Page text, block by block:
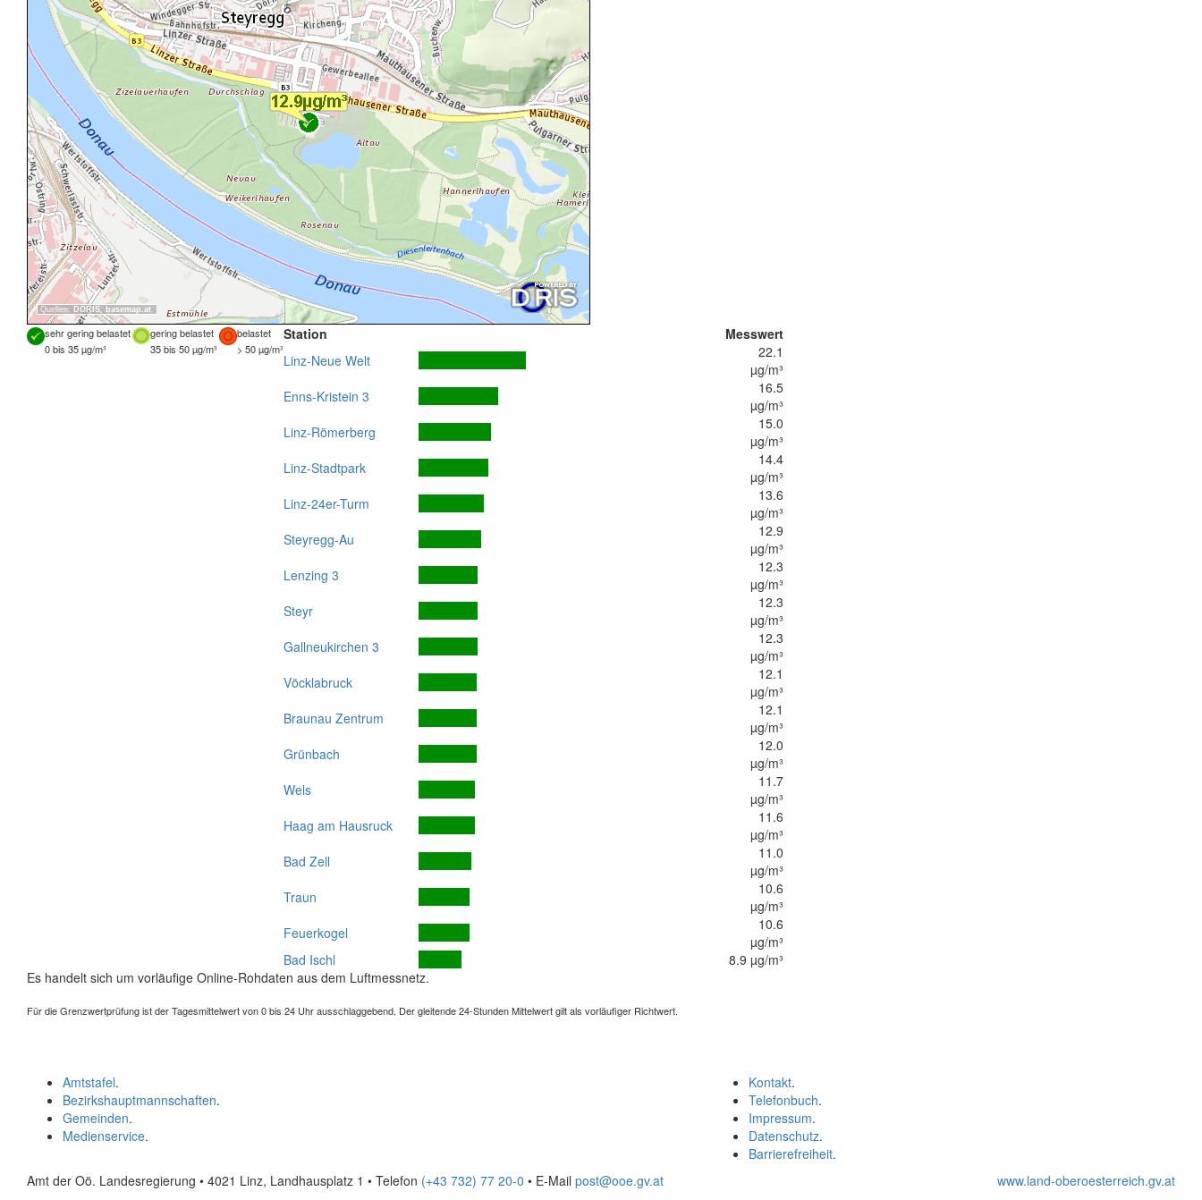
Quellen: DORIS, basemap.at
sehr gering belastet gering belastet
belastet
0 bis 35 µg/m³
35 bis 50 µg/m³ > 50 µg/m³
Station
Messwert
Linz-Neue Welt
22.1
µg/m³
Enns-Kristein 3
16.5
µg/m³
Linz-Römerberg
15.0
µg/m³
Linz-Stadtpark
14.4
µg/m³
Linz-24er-Turm
13.6
µg/m³
Steyregg-Au
12.9
µg/m³
Lenzing 3
12.3
µg/m³
Steyr
12.3
µg/m³
Gallneukirchen 3
12.3
µg/m³
Vöcklabruck
12.1
µg/m³
Braunau Zentrum
12.1
µg/m³
Grünbach
12.0
µg/m³
Wels
11.7
µg/m³
Haag am Hausruck
11.6
µg/m³
Bad Zell
11.0
µg/m³
Traun
10.6
µg/m³
Feuerkogel
10.6
µg/m³
Bad Ischl
8.9 µg/m³
Es handelt sich um vorläufige Online-Rohdaten aus dem Luftmessnetz.
Für die Grenzwertprüfung ist der Tagesmittelwert von 0 bis 24 Uhr ausschlaggebend. Der gleitende 24-Stunden Mittelwert gilt als vorläufiger Richtwert.
Kontakt.
Telefonbuch.
Impressum.
Datenschutz.
Barrierefreiheit.
Amtstafel.
Bezirkshauptmannschaften.
Gemeinden.
Medienservice.
Amt der Oö. Landesregierung • 4021 Linz, Landhausplatz 1 • Telefon (+43 732) 77 20-0 • E-Mail post@ooe.gv.at www.land-oberoesterreich.gv.at